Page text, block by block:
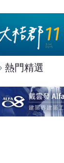
熱門精選